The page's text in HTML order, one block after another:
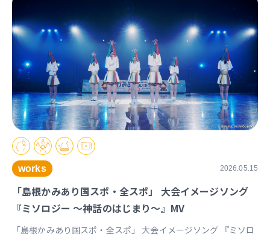
works 2026.05.15
「島根かみあり国スポ・全スポ」 大会イメージソング
『ミソロジー ～神話のはじまり～』MV
「島根かみあり国スポ・全スポ」 大会イメージソング 『ミソロ